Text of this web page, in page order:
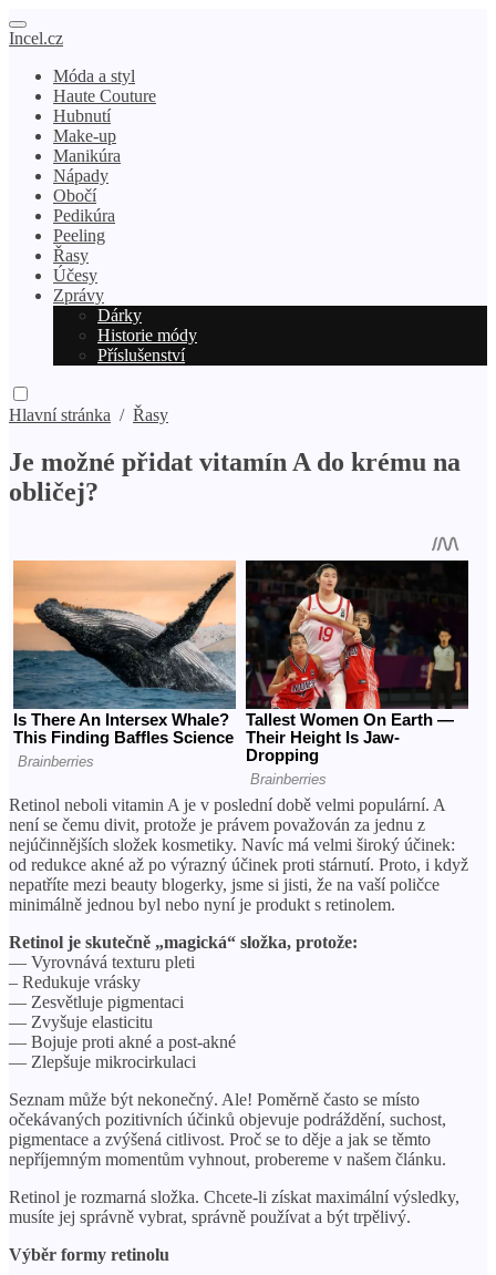
Incel.cz
Móda a styl
Haute Couture
Hubnutí
Make-up
Manikúra
Nápady
Obočí
Pedikúra
Peeling
Řasy
Účesy
Zprávy
Dárky
Historie módy
Příslušenství
Hlavní stránka / Řasy
Je možné přidat vitamín A do krému na
obličej?
Retinol neboli vitamin A je v poslední době velmi populární. A
není se čemu divit, protože je právem považován za jednu z
nejúčinnějších složek kosmetiky. Navíc má velmi široký účinek:
od redukce akné až po výrazný účinek proti stárnutí. Proto, i když
nepatříte mezi beauty blogerky, jsme si jisti, že na vaší poličce
minimálně jednou byl nebo nyní je produkt s retinolem.
Retinol je skutečně „magická“ složka, protože:
— Vyrovnává texturu pleti
– Redukuje vrásky
— Zesvětluje pigmentaci
— Zvyšuje elasticitu
— Bojuje proti akné a post-akné
— Zlepšuje mikrocirkulaci
Seznam může být nekonečný. Ale! Poměrně často se místo
očekávaných pozitivních účinků objevuje podráždění, suchost,
pigmentace a zvýšená citlivost. Proč se to děje a jak se těmto
nepříjemným momentům vyhnout, probereme v našem článku.
Retinol je rozmarná složka. Chcete-li získat maximální výsledky,
musíte jej správně vybrat, správně používat a být trpělivý.
Výběr formy retinolu